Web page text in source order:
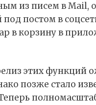
из писем в Mail,
постом в
в корзину в
этих функций
позже стало